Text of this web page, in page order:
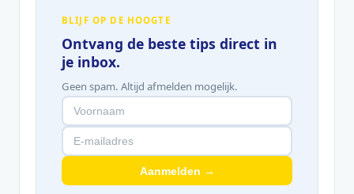
BLIJF OP DE HOOGTE
Ontvang de beste tips direct in
je inbox.
Geen spam. Altijd afmelden mogelijk.
Aanmelden →